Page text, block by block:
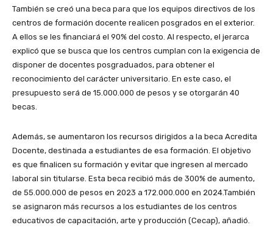
También se creó una beca para que los equipos directivos de los
centros de formación docente realicen posgrados en el exterior.
A ellos se les financiará el 90% del costo. Al respecto, el jerarca
explicó que se busca que los centros cumplan con la exigencia de
disponer de docentes posgraduados, para obtener el
reconocimiento del carácter universitario. En este caso, el
presupuesto será de 15.000.000 de pesos y se otorgarán 40
becas.
Además, se aumentaron los recursos dirigidos a la beca Acredita
Docente, destinada a estudiantes de esa formación. El objetivo
es que finalicen su formación y evitar que ingresen al mercado
laboral sin titularse. Esta beca recibió más de 300% de aumento,
de 55.000.000 de pesos en 2023 a 172.000.000 en 2024.También
se asignaron más recursos a los estudiantes de los centros
educativos de capacitación, arte y producción (Cecap), añadió.